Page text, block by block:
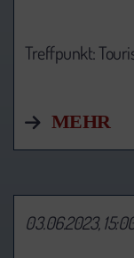
Treffpunkt:
MEHR
03.06.2023,